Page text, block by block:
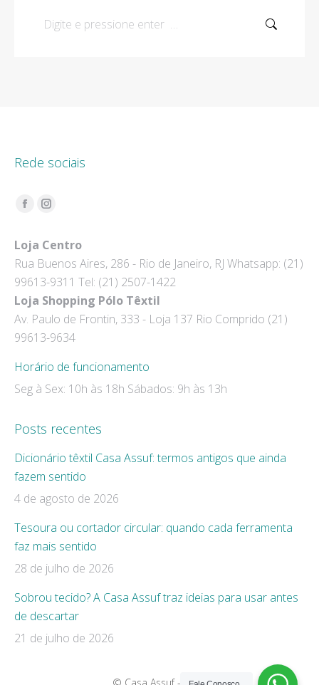
Search:
Rede sociais
Encontre-nos em:
Facebook
opens
in
new
window
Instagram
opens
in
new
window
Loja Centro
Rua Buenos Aires, 286 - Rio de Janeiro, RJ Whatsapp: (21)
99613-9311 Tel: (21) 2507-1422
Loja Shopping Pólo Têxtil
Av. Paulo de Frontin, 333 - Loja 137 Rio Comprido (21)
99613-9634
Horário de funcionamento
Seg à Sex: 10h às 18h Sábados: 9h às 13h
Posts recentes
Dicionário têxtil Casa Assuf: termos antigos que ainda
fazem sentido
4 de agosto de 2026
Tesoura ou cortador circular: quando cada ferramenta
faz mais sentido
28 de julho de 2026
Sobrou tecido? A Casa Assuf traz ideias para usar antes
de descartar
21 de julho de 2026